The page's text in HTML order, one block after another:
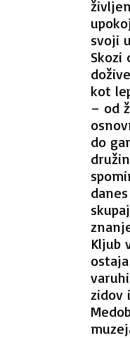
svoji
Skozi
kot
– od
do
Kljub
zidov